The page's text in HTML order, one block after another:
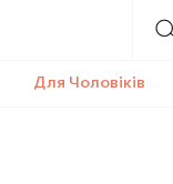
Для Чоловіків